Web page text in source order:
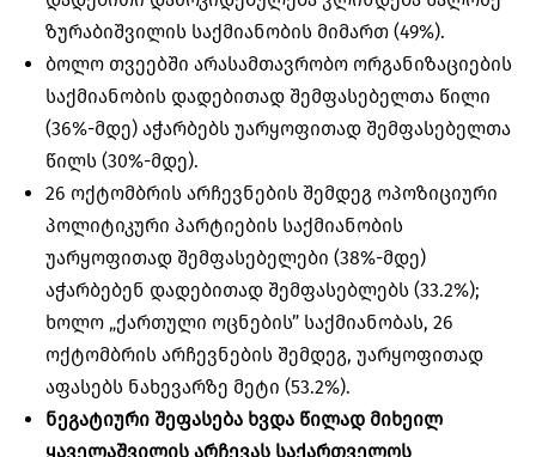
ზურაბიშვილის საქმიანობის მიმართ (49%).
ბოლო თვეებში არასამთავრობო ორგანიზაციების
საქმიანობის დადებითად შემფასებელთა წილი
(36%-მდე) აჭარბებს უარყოფითად შემფასებელთა
წილს (30%-მდე).
26 ოქტომბრის არჩევნების შემდეგ ოპოზიციური
პოლიტიკური პარტიების საქმიანობის
უარყოფითად შემფასებელები (38%-მდე)
აჭარბებენ დადებითად შემფასებლებს (33.2%);
ხოლო „ქართული ოცნების” საქმიანობას, 26
ოქტომბრის არჩევნების შემდეგ, უარყოფითად
აფასებს ნახევარზე მეტი (53.2%).
ნეგატიური შეფასება ხვდა წილად მიხეილ
ყაველაშვილის არჩევას საქართველოს